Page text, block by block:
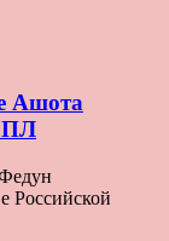
Ашота
Российской